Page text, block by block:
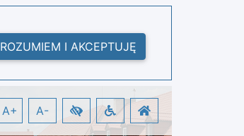
ROZUMIEM I AKCEPTUJĘ
A+ A-